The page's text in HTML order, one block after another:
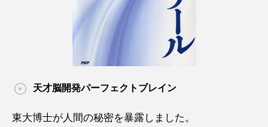
天才脳開発パーフェクトブレイン
東大博士が人間の秘密を暴露しました。